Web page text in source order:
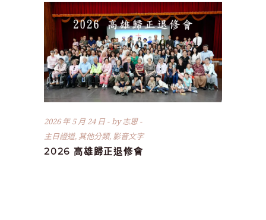
2026 年 5 月 24 日 by志恩
主日證道, 其他分類, 影音文字
2026 高雄歸正退修會